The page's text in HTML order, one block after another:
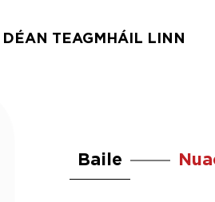
DÉAN TEAGMHÁIL LINN
Baile